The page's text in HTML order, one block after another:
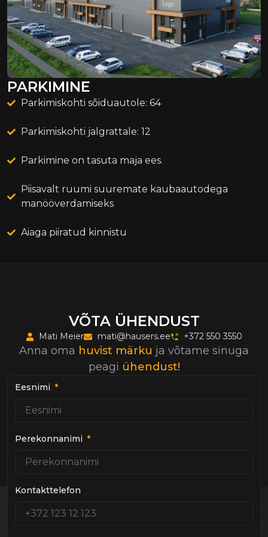
PARKIMINE
Parkimiskohti sõiduautole: 64
Parkimiskohti jalgrattale: 12
Parkimine on tasuta maja ees.
Piisavalt ruumi suuremate kaubaautodega
manööverdamiseks
Aiaga piiratud kinnistu
VÕTA ÜHENDUST
Mati Meier mati@hausers.ee +372 550 3550
Anna oma huvist märku ja võtame sinuga
peagi ühendust!
Eesnimi
Perekonnanimi
Kontakttelefon